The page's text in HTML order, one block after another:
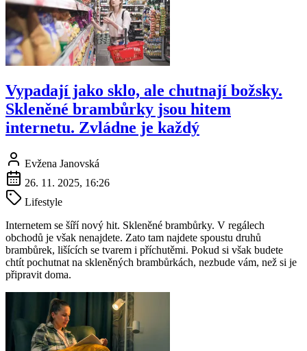
Vypadají jako sklo, ale chutnají božsky.
Skleněné brambůrky jsou hitem
internetu. Zvládne je každý
Evžena Janovská
26. 11. 2025, 16:26
Lifestyle
Internetem se šíří nový hit. Skleněné brambůrky. V regálech
obchodů je však nenajdete. Zato tam najdete spoustu druhů
brambůrek, lišících se tvarem i příchutěmi. Pokud si však budete
chtít pochutnat na skleněných brambůrkách, nezbude vám, než si je
připravit doma.